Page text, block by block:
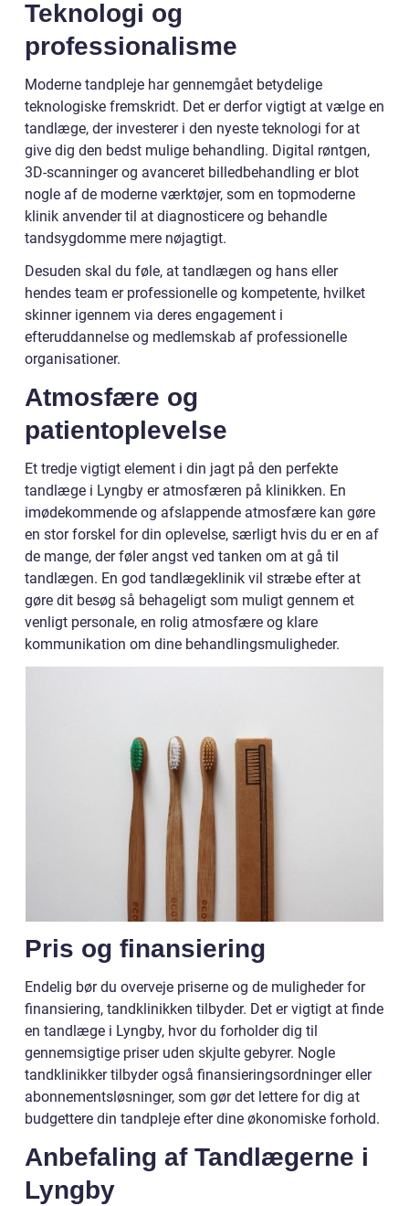
Teknologi og
professionalisme
Moderne tandpleje har gennemgået betydelige
teknologiske fremskridt. Det er derfor vigtigt at vælge en
tandlæge, der investerer i den nyeste teknologi for at
give dig den bedst mulige behandling. Digital røntgen,
3D-scanninger og avanceret billedbehandling er blot
nogle af de moderne værktøjer, som en topmoderne
klinik anvender til at diagnosticere og behandle
tandsygdomme mere nøjagtigt.
Desuden skal du føle, at tandlægen og hans eller
hendes team er professionelle og kompetente, hvilket
skinner igennem via deres engagement i
efteruddannelse og medlemskab af professionelle
organisationer.
Atmosfære og
patientoplevelse
Et tredje vigtigt element i din jagt på den perfekte
tandlæge i Lyngby er atmosfæren på klinikken. En
imødekommende og afslappende atmosfære kan gøre
en stor forskel for din oplevelse, særligt hvis du er en af
de mange, der føler angst ved tanken om at gå til
tandlægen. En god tandlægeklinik vil stræbe efter at
gøre dit besøg så behageligt som muligt gennem et
venligt personale, en rolig atmosfære og klare
kommunikation om dine behandlingsmuligheder.
Pris og finansiering
Endelig bør du overveje priserne og de muligheder for
finansiering, tandklinikken tilbyder. Det er vigtigt at finde
en tandlæge i Lyngby, hvor du forholder dig til
gennemsigtige priser uden skjulte gebyrer. Nogle
tandklinikker tilbyder også finansieringsordninger eller
abonnementsløsninger, som gør det lettere for dig at
budgettere din tandpleje efter dine økonomiske forhold.
Anbefaling af Tandlægerne i
Lyngby